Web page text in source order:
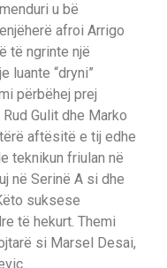
u bë
afroi Arrigo
të ngrinte një
luante “dryni”
përbëhej prej
Gulit dhe Marko
aftësitë e tij edhe
teknikun friulan në
në Serinë A si dhe
suksese
të hekurt. Themi
si Marsel Desai,